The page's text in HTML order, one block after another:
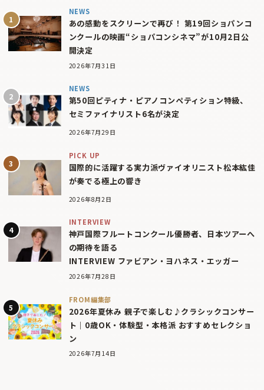
NEWS
あの感動をスクリーンで再び！ 第19回ショパンコ
ンクールの映画“ショパコンシネマ”が10月2日公
開決定
2026年7月31日
NEWS
第50回ピティナ・ピアノコンペティション特級、
セミファイナリスト6名が決定
2026年7月29日
PICK UP
国際的に活躍する実力派ヴァイオリニスト松本紘佳
が奏でる極上の響き
2026年8月2日
INTERVIEW
神戸国際フルートコンクール優勝者、日本ツアーへ
の期待を語る
INTERVIEW ファビアン・ヨハネス・エッガー
2026年7月28日
FROM編集部
2026年夏休み 親子で楽しむ♪クラシックコンサー
ト｜0歳OK・体験型・本格派 おすすめセレクショ
ン
2026年7月14日